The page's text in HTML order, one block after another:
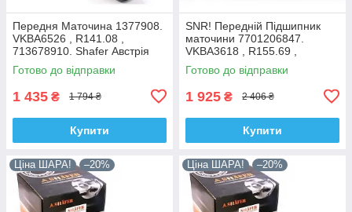
Передня Маточина 1377908.
VKBA6526 , R141.08 ,
713678910. Shafer Австрія
Готово до відправки
1 435 ₴ 1 794 ₴
Купити
SNR! Передній Підшипник
маточини 7701206847.
VKBA3618 , R155.69 ,
713644120. Франція!
Готово до відправки
1 925 ₴ 2 406 ₴
Купити
Ціна ШАРА! –20% Ціна ШАРА! –20%